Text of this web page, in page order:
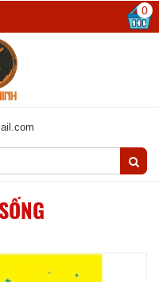
0